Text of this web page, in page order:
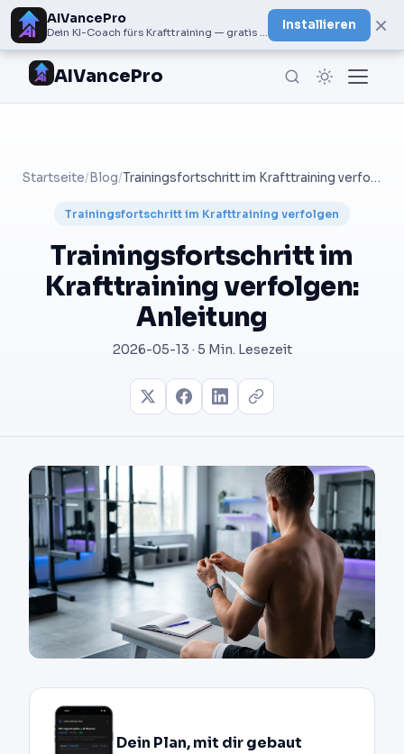
AIVancePro
Dein KI-Coach fürs Krafttraining — gratis bei Google Play
Installieren ×
AIVancePro
Startseite/ Blog/ Trainingsfortschritt im Krafttraining verfolgen: Anleitung
Trainingsfortschritt im Krafttraining verfolgen
Trainingsfortschritt im
Krafttraining verfolgen:
Anleitung
2026-05-13 · 5 Min. Lesezeit
Dein Plan, mit dir gebaut